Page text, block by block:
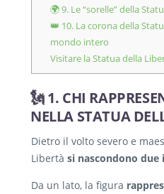
🌍 9. Le “sorelle” della
👑 10. La corona della
mondo intero
Visitare la Statua della
🗽 1. CHI
NELLA STATUA
Dietro il volto severo e
Libertà si nascondono
Da un lato, la figura